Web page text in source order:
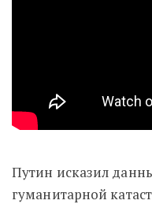
Путин исказил
гуманитарной